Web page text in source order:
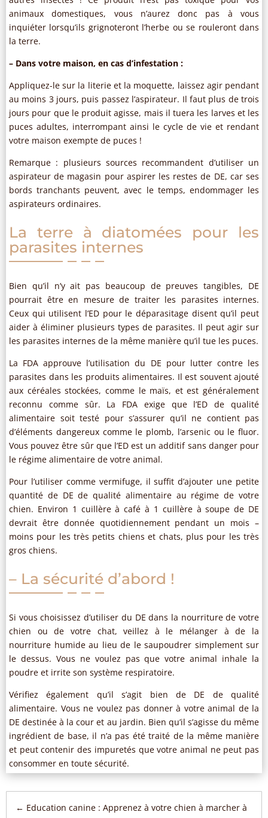
animaux domestiques, vous n’aurez donc pas à vous
inquiéter lorsqu’ils grignoteront l’herbe ou se rouleront dans
la terre.
– Dans votre maison, en cas d’infestation :
Appliquez-le sur la literie et la moquette, laissez agir pendant
au moins 3 jours, puis passez l’aspirateur. Il faut plus de trois
jours pour que le produit agisse, mais il tuera les larves et les
puces adultes, interrompant ainsi le cycle de vie et rendant
votre maison exempte de puces !
Remarque : plusieurs sources recommandent d’utiliser un
aspirateur de magasin pour aspirer les restes de DE, car ses
bords tranchants peuvent, avec le temps, endommager les
aspirateurs ordinaires.
La terre à diatomées pour les
parasites internes
Bien qu’il n’y ait pas beaucoup de preuves tangibles, DE
pourrait être en mesure de traiter les parasites internes.
Ceux qui utilisent l’ED pour le déparasitage disent qu’il peut
aider à éliminer plusieurs types de parasites. Il peut agir sur
les parasites internes de la même manière qu’il tue les puces.
La FDA approuve l’utilisation du DE pour lutter contre les
parasites dans les produits alimentaires. Il est souvent ajouté
aux céréales stockées, comme le maïs, et est généralement
reconnu comme sûr. La FDA exige que l’ED de qualité
alimentaire soit testé pour s’assurer qu’il ne contient pas
d’éléments dangereux comme le plomb, l’arsenic ou le fluor.
Vous pouvez être sûr que l’ED est un additif sans danger pour
le régime alimentaire de votre animal.
Pour l’utiliser comme vermifuge, il suffit d’ajouter une petite
quantité de DE de qualité alimentaire au régime de votre
chien. Environ 1 cuillère à café à 1 cuillère à soupe de DE
devrait être donnée quotidiennement pendant un mois –
moins pour les très petits chiens et chats, plus pour les très
gros chiens.
– La sécurité d’abord !
Si vous choisissez d’utiliser du DE dans la nourriture de votre
chien ou de votre chat, veillez à le mélanger à de la
nourriture humide au lieu de le saupoudrer simplement sur
le dessus. Vous ne voulez pas que votre animal inhale la
poudre et irrite son système respiratoire.
Vérifiez également qu’il s’agit bien de DE de qualité
alimentaire. Vous ne voulez pas donner à votre animal de la
DE destinée à la cour et au jardin. Bien qu’il s’agisse du même
ingrédient de base, il n’a pas été traité de la même manière
et peut contenir des impuretés que votre animal ne peut pas
consommer en toute sécurité.
← Education canine : Apprenez à votre chien à marcher à